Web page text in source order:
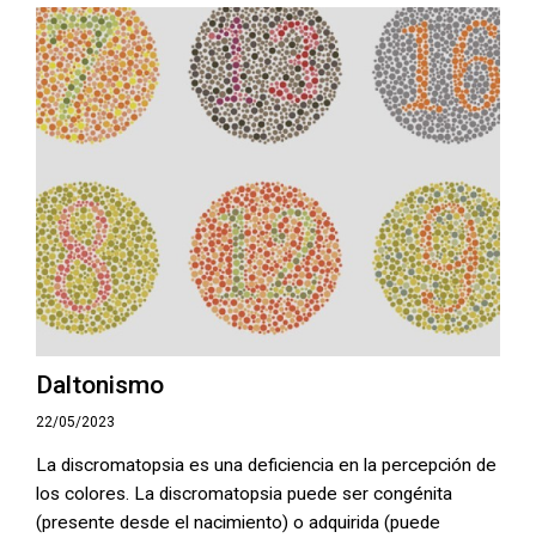
Daltonismo
22/05/2023
La discromatopsia es una deficiencia en la percepción de
los colores. La discromatopsia puede ser congénita
(presente desde el nacimiento) o adquirida (puede